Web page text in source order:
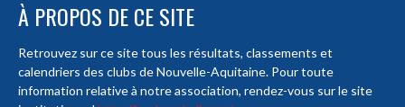
À PROPOS DE CE SITE
Retrouvez sur ce site tous les résultats, classements et
calendriers des clubs de Nouvelle-Aquitaine. Pour toute
information relative à notre association, rendez-vous sur le site